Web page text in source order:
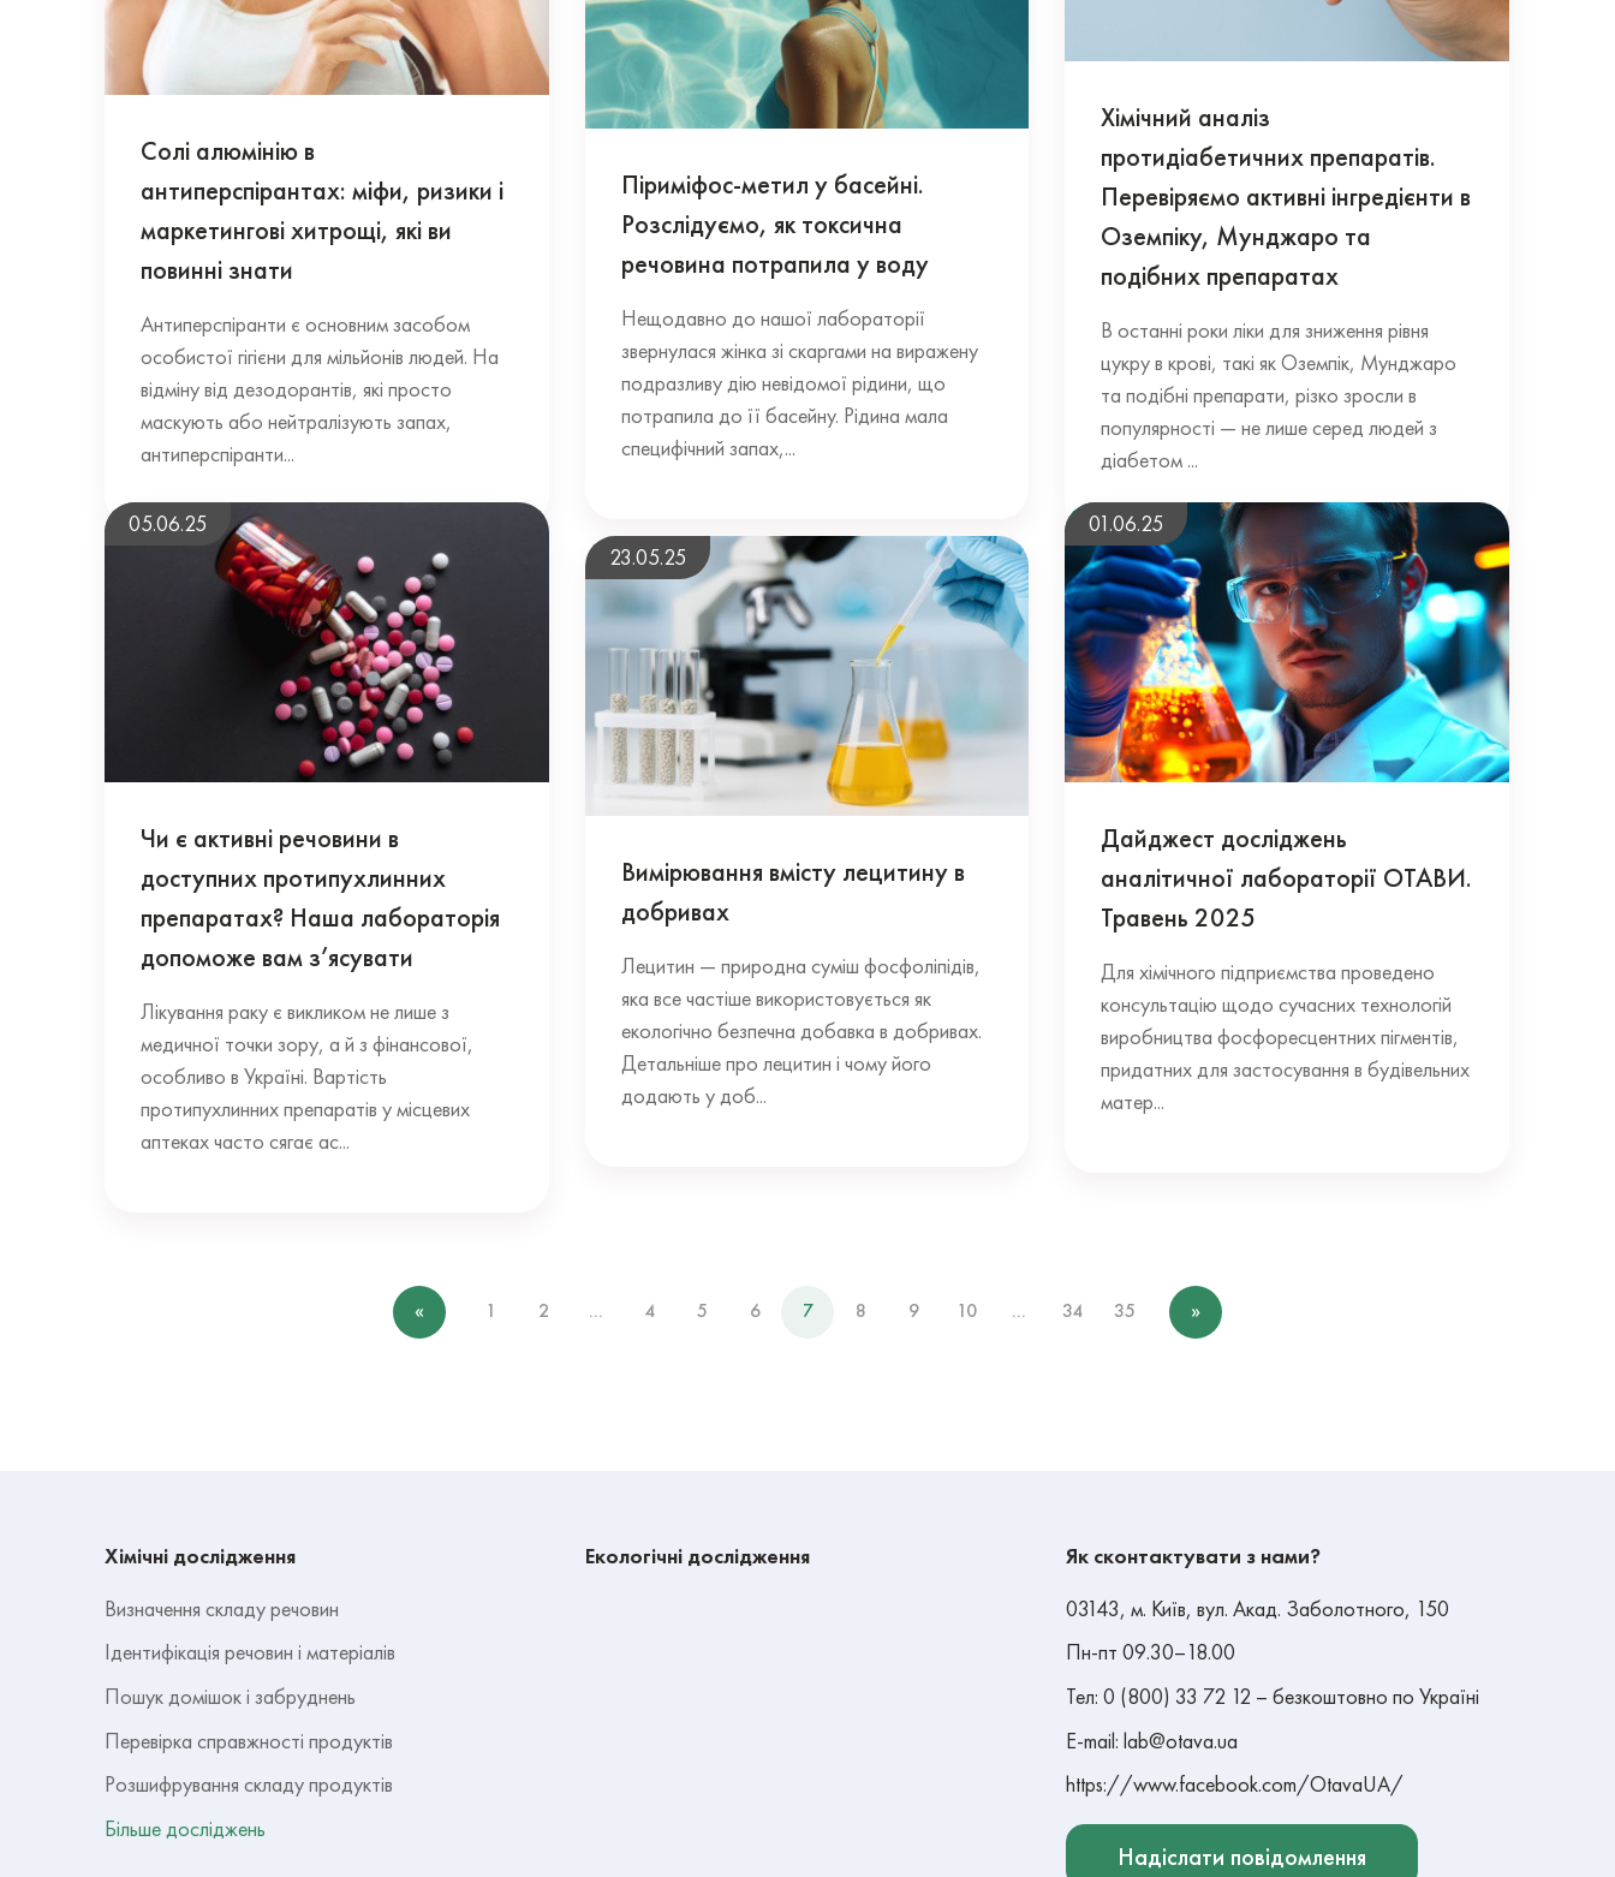
Хімічний аналіз
протидіабетичних препаратів.
Перевіряємо активні інгредієнти в
Оземпіку, Мунджаро та
подібних препаратах
В останні роки ліки для зниження рівня
цукру в крові, такі як Оземпік, Мунджаро
та подібні препарати, різко зросли в
популярності — не лише серед людей з
діабетом ...
Солі алюмінію в
антиперспірантах: міфи, ризики і
маркетингові хитрощі, які ви
повинні знати
Антиперспіранти є основним засобом
особистої гігієни для мільйонів людей. На
відміну від дезодорантів, які просто
маскують або нейтралізують запах,
антиперспіранти...
Піриміфос-метил у басейні.
Розслідуємо, як токсична
речовина потрапила у воду
Нещодавно до нашої лабораторії
звернулася жінка зі скаргами на виражену
подразливу дію невідомої рідини, що
потрапила до її басейну. Рідина мала
специфічний запах,...
05.06.25
Чи є активні речовини в
доступних протипухлинних
препаратах? Наша лабораторія
допоможе вам з’ясувати
Лікування раку є викликом не лише з
медичної точки зору, а й з фінансової,
особливо в Україні. Вартість
протипухлинних препаратів у місцевих
аптеках часто сягає ас...
01.06.25
Дайджест досліджень
аналітичної лабораторії ОТАВИ.
Травень 2025
Для хімічного підприємства проведено
консультацію щодо сучасних технологій
виробництва фосфоресцентних пігментів,
придатних для застосування в будівельних
матер...
23.05.25
Вимірювання вмісту лецитину в
добривах
Лецитин — природна суміш фосфоліпідів,
яка все частіше використовується як
екологічно безпечна добавка в добривах.
Детальніше про лецитин і чому його
додають у доб...
« 1 2 ... 4 5 6 7 8 9 10 ... 34 35 »
Як сконтактувати з нами?
03143, м. Київ, вул. Акад. Заболотного, 150
Пн-пт 09.30–18.00
Тел: 0 (800) 33 72 12 – безкоштовно по Україні
E-mail: lab@otava.ua
https://www.facebook.com/OtavaUA/
Надіслати повідомлення
Хімічні дослідження
Визначення складу речовин
Ідентифікація речовин і матеріалів
Пошук домішок і забруднень
Перевірка справжності продуктів
Розшифрування складу продуктів
Більше досліджень
Екологічні дослідження